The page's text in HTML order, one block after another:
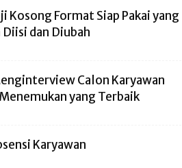
Kosong Format Siap Pakai yang
dan Diubah
Calon Karyawan
yang Terbaik
Karyawan